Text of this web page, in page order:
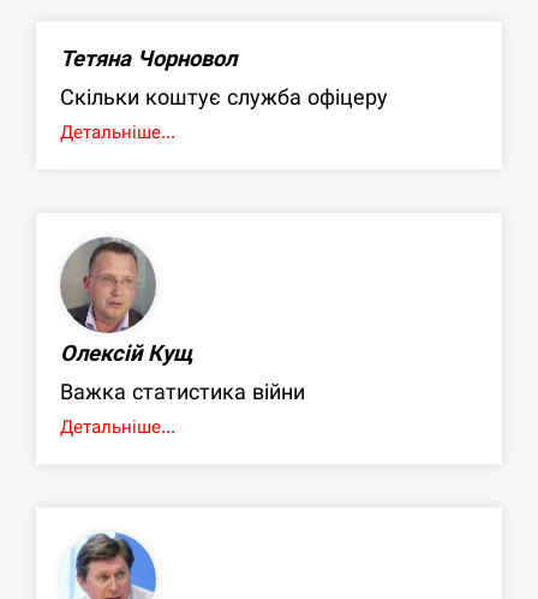
Тетяна Чорновол
Скільки коштує служба офіцеру
Детальніше...
Олексій Кущ
Важка статистика війни
Детальніше...